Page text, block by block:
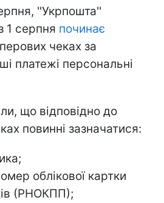
''Укрпошта''
1 серпня починає
чеках за
платежі персональні
що відповідно до
повинні зазначатися:
облікової картки
(РНОКПП);